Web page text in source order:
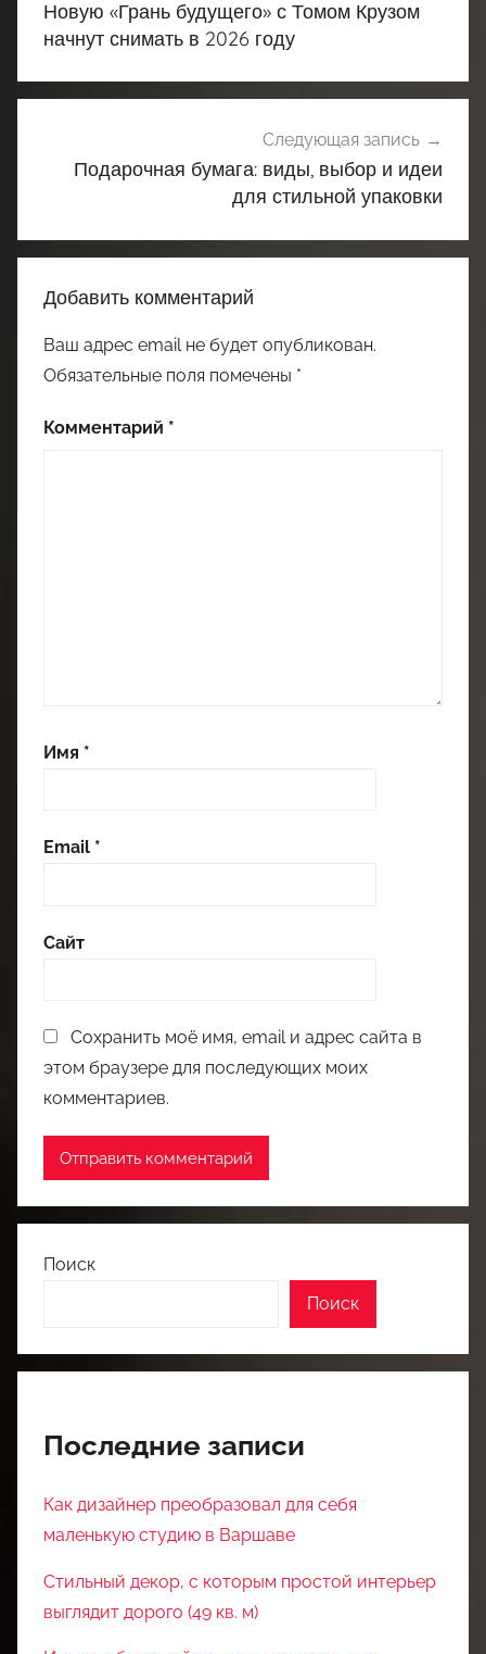
записям
Новую «Грань будущего» с Томом Крузом
начнут снимать в 2026 году
Следующая запись
Подарочная бумага: виды, выбор и идеи
для стильной упаковки
Добавить комментарий
Ваш адрес email не будет опубликован.
Обязательные поля помечены *
Комментарий *
Имя *
Email *
Сайт
Сохранить моё имя, email и адрес сайта в
этом браузере для последующих моих
комментариев.
Поиск
Поиск
Последние записи
Как дизайнер преобразовал для себя
маленькую студию в Варшаве
Стильный декор, с которым простой интерьер
выглядит дорого (49 кв. м)